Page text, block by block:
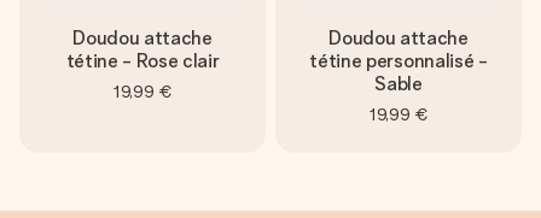
Doudou attache
tétine - Rose clair
19,99 €
Doudou attache
tétine personnalisé -
Sable
19,99 €